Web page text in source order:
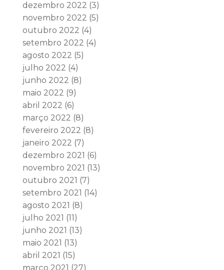
dezembro 2022 (3)
novembro 2022 (5)
outubro 2022 (4)
setembro 2022 (4)
agosto 2022 (5)
julho 2022 (4)
junho 2022 (8)
maio 2022 (9)
abril 2022 (6)
março 2022 (8)
fevereiro 2022 (8)
janeiro 2022 (7)
dezembro 2021 (6)
novembro 2021 (13)
outubro 2021 (7)
setembro 2021 (14)
agosto 2021 (8)
julho 2021 (11)
junho 2021 (13)
maio 2021 (13)
abril 2021 (15)
março 2021 (27)